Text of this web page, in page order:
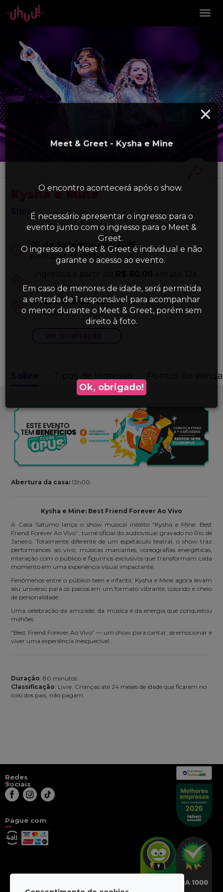
Meet & Greet - Kysha e Mine
O encontro acontecerá após o show.
É necessário apresentar o ingresso para o
evento junto com o ingresso para o Meet &
Greet.
O ingresso do Meet & Greet é individual e não
garante o acesso ao evento.
Em caso de menores de idade, será permitida
a entrada de 1 responsável para acompanhar
o menor durante o Meet & Greet, porém sem
direito à foto.
Ok, obrigado!
Kysha e Mine
Show
05 de Setembro de 2026
Múltiplas Sessões
Teatro RioMar Recife
Recife/PE
Pontos de venda
Abertura da casa:13h00
Kysha e Mine: Best Friend Forever Ao Vivo
A Casa Saturno lança o show musical inédito “Kysha e Mine: Best
Friend Forever Ao Vivo”, turnê oficial do audiovisual gravado no Rio de
Janeiro. Totalmente diferente de um espetáculo teatral, o show traz
performances ao vivo, músicas marcantes, coreografias energéticas,
interação com o público e figurinos exclusivos que transformam cada
momento em uma experiência visual impactante.
Fenômenos entre o público teen e infantil, Kysha e Mine agora levam
seu universo para os palcos em um formato vibrante, colorido e cheio
de personalidade.
Uma celebração da amizade, da música e da energia que conquistou
milhões.
“Best Friend Forever Ao Vivo” — um show para cantar, se emocionar e
viver uma experiência inesquecível.
Duração: 80 minutos.
Classificação: Livre. Crianças até 24 meses de idade que ficarem no
colo dos pais, não pagam.
Redes
Sociais
Pague com
Verificada por